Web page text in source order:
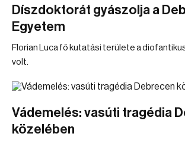
Díszdoktorát gyászolja a
Egyetem
Florian Luca fő kutatási területe a
volt.
Vádemelés: vasúti tragédia
közelében